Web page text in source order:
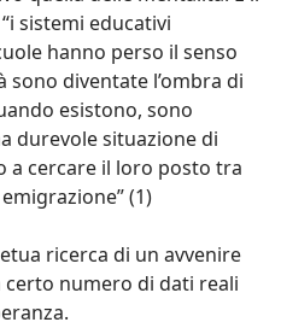
sistemi educativi
hanno perso il senso
diventate l’ombra di
esistono, sono
durevole situazione di
a cercare il loro posto tra
(1)
ricerca di un avvenire
numero di dati reali